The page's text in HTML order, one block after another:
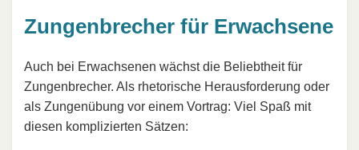
Zungenbrecher für Erwachsene
Auch bei Erwachsenen wächst die Beliebtheit für
Zungenbrecher. Als rhetorische Herausforderung oder
als Zungenübung vor einem Vortrag: Viel Spaß mit
diesen komplizierten Sätzen: